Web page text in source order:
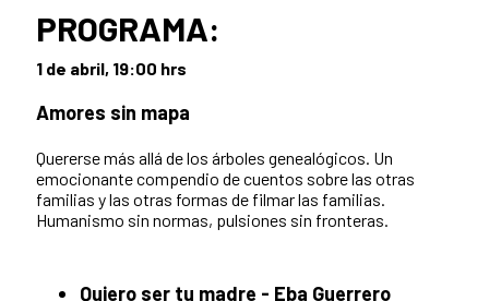
PROGRAMA:
1 de abril, 19:00 hrs
Amores sin mapa
Quererse más allá de los árboles genealógicos. Un
emocionante compendio de cuentos sobre las otras
familias y las otras formas de filmar las familias.
Humanismo sin normas, pulsiones sin fronteras.
Quiero ser tu madre - Eba Guerrero